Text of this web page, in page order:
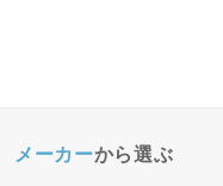
メーカーから選ぶ